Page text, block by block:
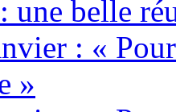
une belle
: «
»